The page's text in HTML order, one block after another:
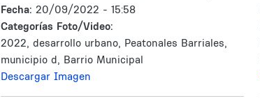
Fecha: 20/09/2022 - 15:58
Categorías Foto/Video:
2022, desarrollo urbano, Peatonales Barriales,
municipio d, Barrio Municipal
Descargar Imagen